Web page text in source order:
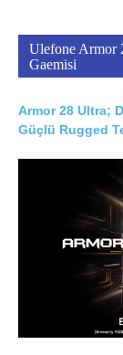
Ulefone Armor
Gaemisi
Armor 28 Ultra;
Güçlü Rugged